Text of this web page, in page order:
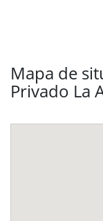
Mapa de
Privado La